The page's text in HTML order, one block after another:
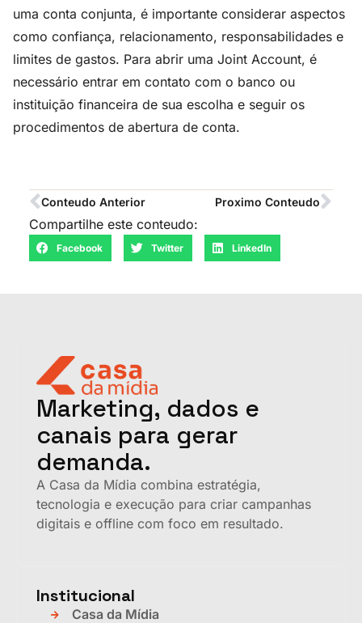
uma conta conjunta, é importante considerar aspectos
como confiança, relacionamento, responsabilidades e
limites de gastos. Para abrir uma Joint Account, é
necessário entrar em contato com o banco ou
instituição financeira de sua escolha e seguir os
procedimentos de abertura de conta.
Conteudo Anterior Proximo Conteudo
Compartilhe este conteudo:
Facebook Twitter LinkedIn
Marketing, dados e
canais para gerar
demanda.
A Casa da Mídia combina estratégia,
tecnologia e execução para criar campanhas
digitais e offline com foco em resultado.
Institucional
Casa da Mídia